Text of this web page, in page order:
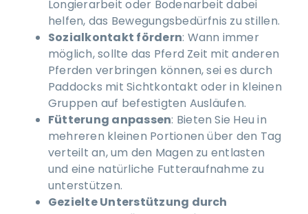
Longierarbeit oder Bodenarbeit dabei
helfen, das Bewegungsbedürfnis zu stillen.
Sozialkontakt fördern: Wann immer
möglich, sollte das Pferd Zeit mit anderen
Pferden verbringen können, sei es durch
Paddocks mit Sichtkontakt oder in kleinen
Gruppen auf befestigten Ausläufen.
Fütterung anpassen: Bieten Sie Heu in
mehreren kleinen Portionen über den Tag
verteilt an, um den Magen zu entlasten
und eine natürliche Futteraufnahme zu
unterstützen.
Gezielte Unterstützung durch